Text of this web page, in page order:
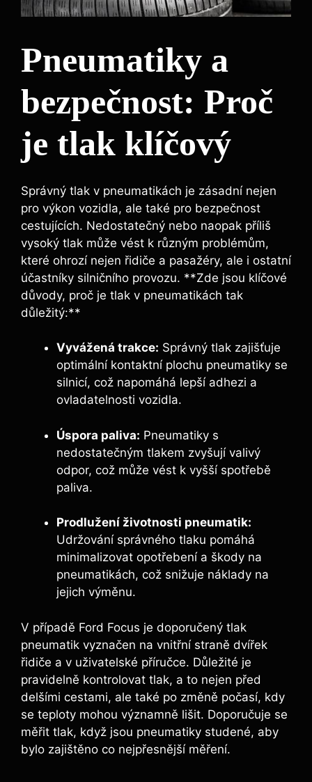
Pneumatiky a
bezpečnost: Proč
je tlak klíčový
Správný tlak v pneumatikách je zásadní nejen
pro výkon vozidla, ale také pro bezpečnost
cestujících. Nedostatečný nebo naopak příliš
vysoký tlak může vést k různým problémům,
které ohrozí nejen řidiče a pasažéry, ale i ostatní
účastníky silničního provozu. **Zde jsou klíčové
důvody, proč je tlak v pneumatikách tak
důležitý:**
Vyvážená trakce: Správný tlak zajišťuje
optimální kontaktní plochu pneumatiky se
silnicí, což napomáhá lepší adhezi a
ovladatelnosti vozidla.
Úspora paliva: Pneumatiky s
nedostatečným tlakem zvyšují valivý
odpor, což může vést k vyšší spotřebě
paliva.
Prodlužení životnosti pneumatik:
Udržování správného tlaku pomáhá
minimalizovat opotřebení a škody na
pneumatikách, což snižuje náklady na
jejich výměnu.
V případě Ford Focus je doporučený tlak
pneumatik vyznačen na vnitřní straně dvířek
řidiče a v uživatelské příručce. Důležité je
pravidelně kontrolovat tlak, a to nejen před
delšími cestami, ale také po změně počasí, kdy
se teploty mohou významně lišit. Doporučuje se
měřit tlak, když jsou pneumatiky studené, aby
bylo zajištěno co nejpřesnější měření.